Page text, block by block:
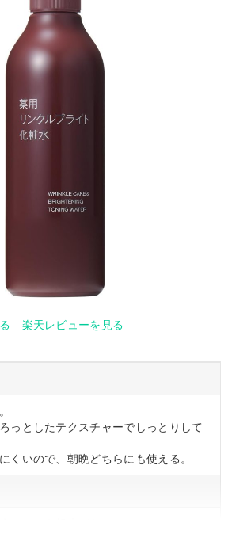
楽天レビューを見る
っとしたテクスチャーでしっとりして
くいので、朝晩どちらにも使える。